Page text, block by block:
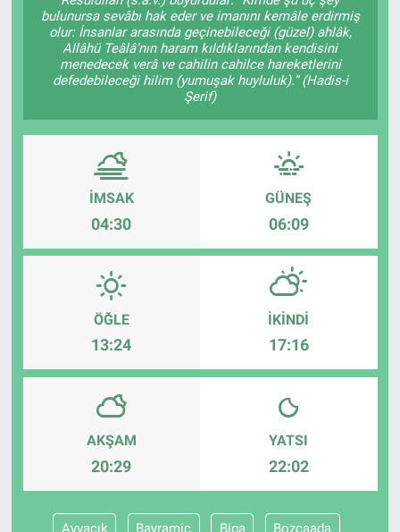
bulunursa sevâbı hak eder ve imanını kemâle erdirmiş
olur: İnsanlar arasında geçinebileceği (güzel) ahlâk,
Allâhü Teâlâ’nın haram kıldıklarından kendisini
menedecek verâ ve cahilin cahilce hareketlerini
defedebileceği hilim (yumuşak huyluluk).” (Hadis-i
Şerif)
İMSAK
04:30
GÜNEŞ
06:09
ÖĞLE
13:24
İKINDI
17:16
AKŞAM
20:29
YATSI
22:02
Ayvacık Bayramiç Biga Bozcaada
Ege'den Esintiler
Eğitim
Eğlence
Ekonomi
Forum
Gerçeğin İzinde
Gün Başlıyor
Gün Bitiyor
Gün Ortası
Gündem Özel
Günün görüntüsü
İletişim